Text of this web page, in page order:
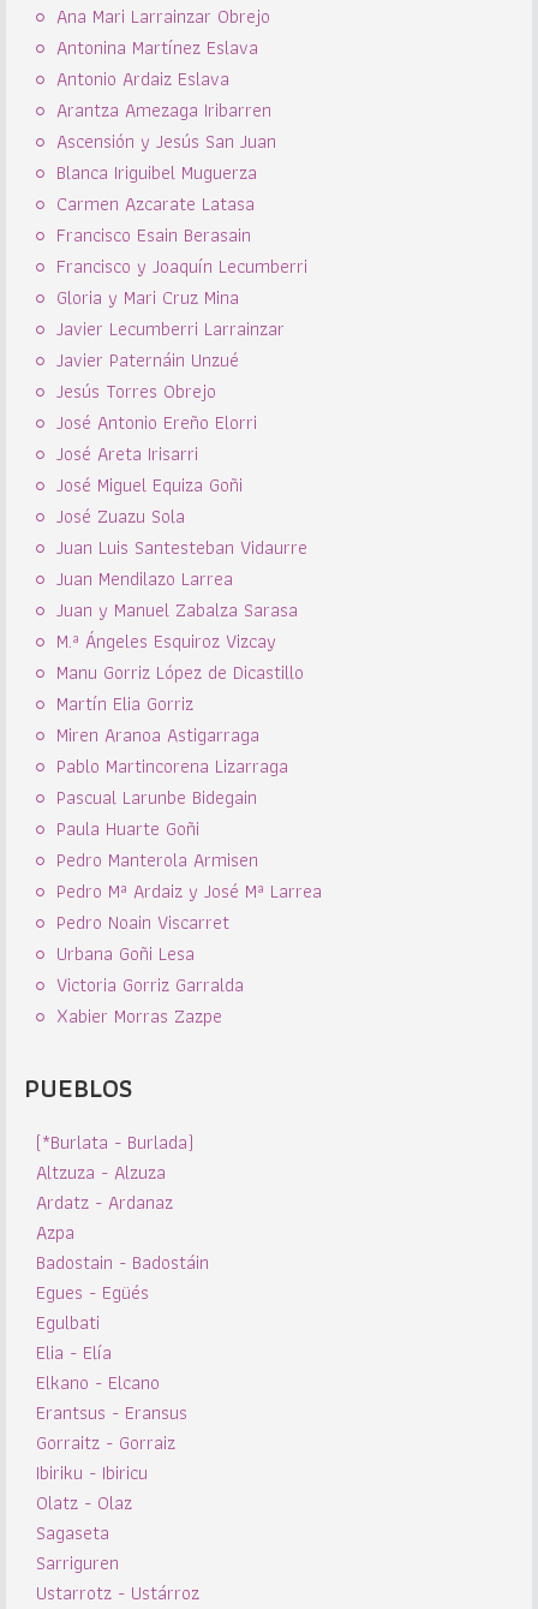
Ana Mari Larrainzar Obrejo
Antonina Martínez Eslava
Antonio Ardaiz Eslava
Arantza Amezaga Iribarren
Ascensión y Jesús San Juan
Blanca Iriguibel Muguerza
Carmen Azcarate Latasa
Francisco Esain Berasain
Francisco y Joaquín Lecumberri
Gloria y Mari Cruz Mina
Javier Lecumberri Larrainzar
Javier Paternáin Unzué
Jesús Torres Obrejo
José Antonio Ereño Elorri
José Areta Irisarri
José Miguel Equiza Goñi
José Zuazu Sola
Juan Luis Santesteban Vidaurre
Juan Mendilazo Larrea
Juan y Manuel Zabalza Sarasa
M.ª Ángeles Esquiroz Vizcay
Manu Gorriz López de Dicastillo
Martín Elia Gorriz
Miren Aranoa Astigarraga
Pablo Martincorena Lizarraga
Pascual Larunbe Bidegain
Paula Huarte Goñi
Pedro Manterola Armisen
Pedro Mª Ardaiz y José Mª Larrea
Pedro Noain Viscarret
Urbana Goñi Lesa
Victoria Gorriz Garralda
Xabier Morras Zazpe
PUEBLOS
(*Burlata - Burlada)
Altzuza - Alzuza
Ardatz - Ardanaz
Azpa
Badostain - Badostáin
Egues - Egüés
Egulbati
Elia - Elía
Elkano - Elcano
Erantsus - Eransus
Gorraitz - Gorraiz
Ibiriku - Ibiricu
Olatz - Olaz
Sagaseta
Sarriguren
Ustarrotz - Ustárroz